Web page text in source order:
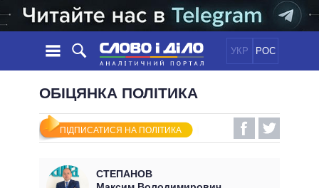
УКР РОС
НОВИНИ
СТРІЧКА
ПОДІЇ
СТАТТІ
ДУМКИ
ПОЛІТИКА
ЕКОНОМІКА
СВІТ
ОБIЦЯНКИ
УСІ ПОЛІТИКИІНФОГРАФІКА
ОБІЦЯНКА ПОЛІТИКА
ПІДПИСАТИСЯ НА ПОЛІТИКА
СТЕПАНОВ